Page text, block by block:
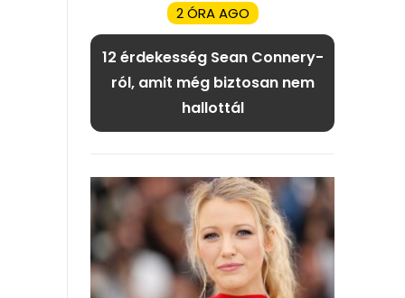
2 ÓRA AGO
12 érdekesség Sean Connery-
ról, amit még biztosan nem
hallottál